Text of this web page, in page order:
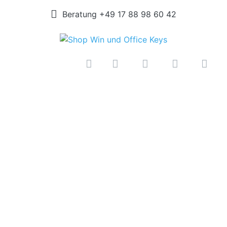
Beratung +49 17 88 98 60 42